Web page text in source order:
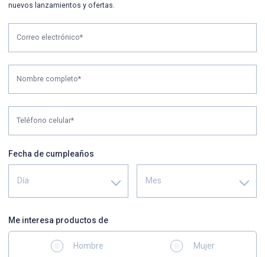
nuevos lanzamientos y ofertas.
Correo electrónico*
Nombre completo*
Teléfono celular*
Fecha de cumpleaños
Día Mes
Me interesa productos de
Hombre Mujer